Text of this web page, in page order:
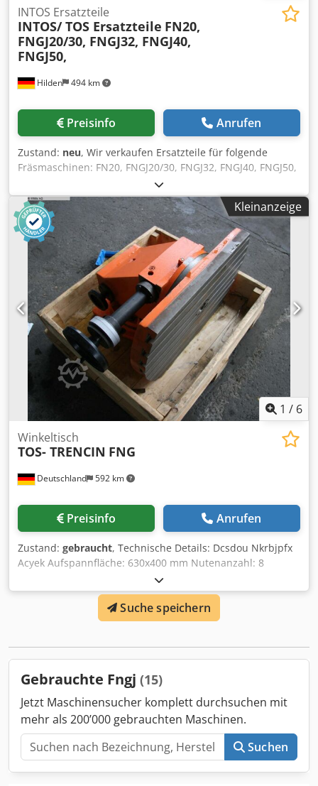
Hilden 494 km
INTOS Ersatzteile
INTOS/ TOS Ersatzteile FN20,
FNGJ20/30, FNGJ32, FNGJ40,
FNGJ50,
Preisinfo Anrufen
Zustand: neu, Wir verkaufen Ersatzteile für folgende
Fräsmaschinen: FN20, FNGJ20/30, FNGJ32, FNGJ40, FNGJ50,
FNGP, FNG CNC FB3, FB4, FB5, FB6 sowie für
Drehmaschinen S32. Dcodpfx Aoufgb Ijcyok
Kleinanzeige
1 / 6
Deutschland 592 km
Winkeltisch
TOS- TRENCIN FNG
Preisinfo Anrufen
Zustand: gebraucht, Technische Details: Dcsdou Nkrbjpfx
Acyek Aufspannfläche: 630x400 mm Nutenanzahl: 8
Drehbarkeit des Tisches - v.Hand/ mechanisch: 360 v.
Hand ° Maschinengewicht ca.: 175 kg Winkelanbautisch -
Maschinentisch - Maschinenspanntisch für Fräsmaschine
TOS z.B. FNG oder FNGJ Das Gestell ist 360° über Handrad
und 508 a=14mm; h=24mm; b=25mm; c=9mm Fußplatte:
Maschinentisch ist neuwertig! *
Suche speichern
Gebrauchte Fngj (15)
Jetzt Maschinensucher komplett durchsuchen mit
mehr als 200’000 gebrauchten Maschinen.
Suchen